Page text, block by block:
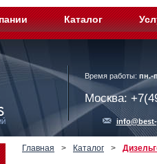
Каталог
Время работы: пн.-
Москва:
Главная > Каталог >